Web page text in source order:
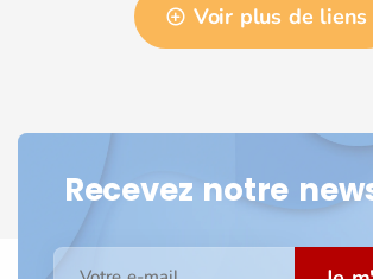
Voir plus de liens
Recevez notre